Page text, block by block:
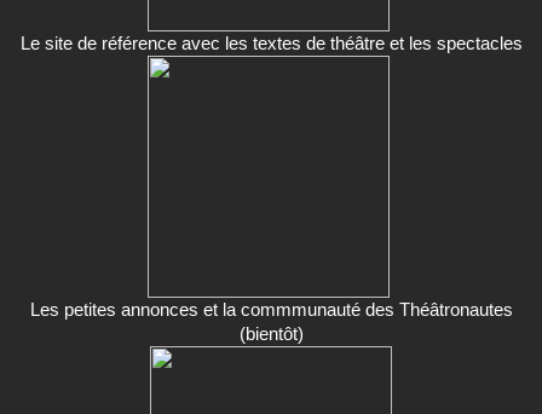
Le site de référence avec les textes de théâtre et les spectacles
Les petites annonces et la commmunauté des Théâtronautes
(bientôt)